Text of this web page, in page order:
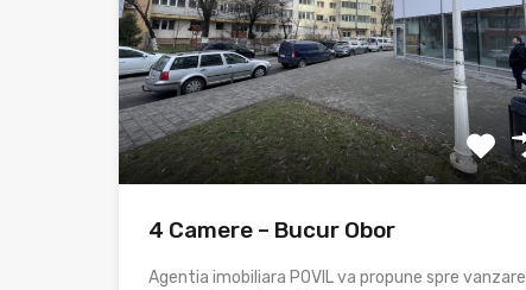
4 Camere – Bucur Obor
Agentia imobiliara POVIL va propune spre vanzare